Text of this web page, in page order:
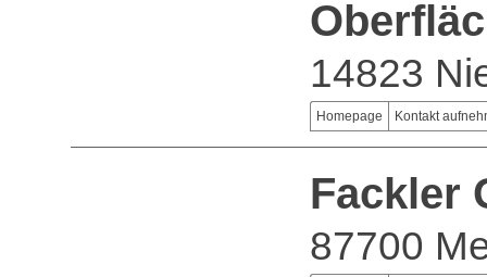
14823
Homepage Kontakt
Fackler
87700